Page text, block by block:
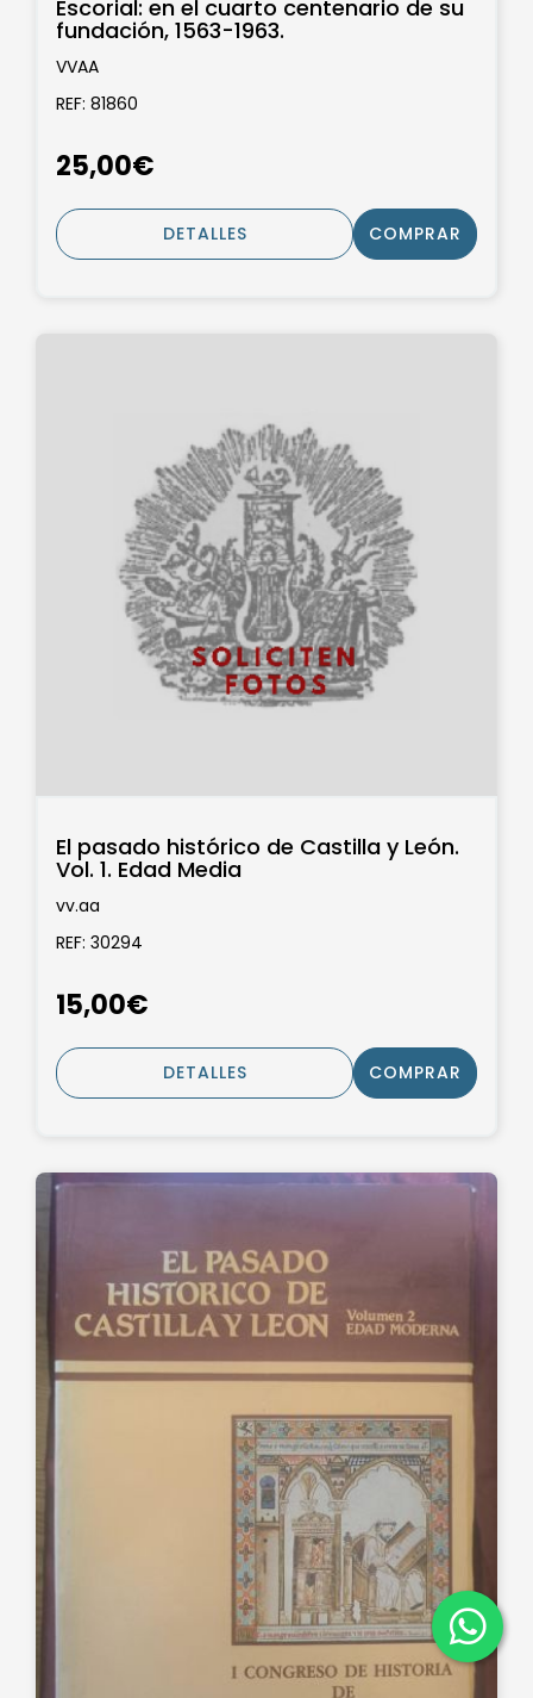
Escorial: en el cuarto centenario de su
fundación, 1563-1963.
VVAA
REF: 81860
25,00€
DETALLES COMPRAR
El pasado histórico de Castilla y León.
Vol. 1. Edad Media
vv.aa
REF: 30294
15,00€
DETALLES COMPRAR